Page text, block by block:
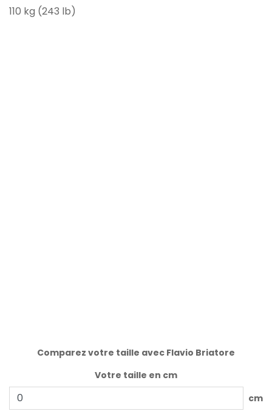
110 kg (243 lb)
Comparez votre taille avec Flavio Briatore
Votre taille en cm
cm